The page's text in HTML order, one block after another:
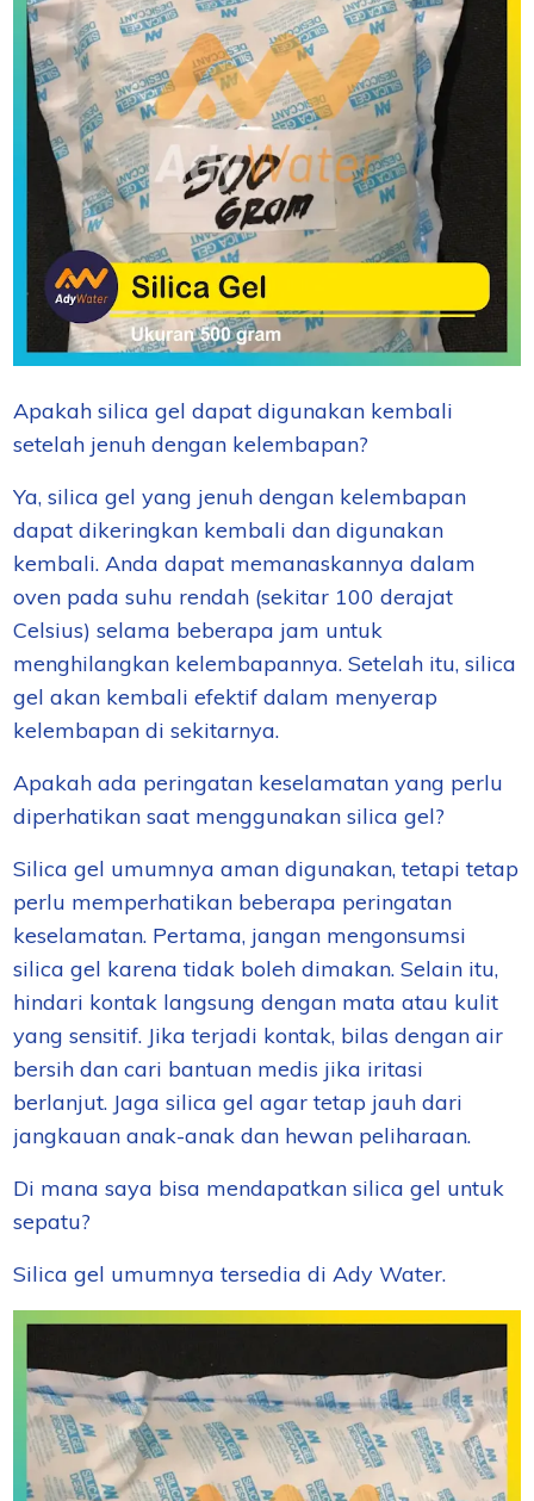
Apakah silica gel dapat digunakan kembali
setelah jenuh dengan kelembapan?
Ya, silica gel yang jenuh dengan kelembapan
dapat dikeringkan kembali dan digunakan
kembali. Anda dapat memanaskannya dalam
oven pada suhu rendah (sekitar 100 derajat
Celsius) selama beberapa jam untuk
menghilangkan kelembapannya. Setelah itu, silica
gel akan kembali efektif dalam menyerap
kelembapan di sekitarnya.
Apakah ada peringatan keselamatan yang perlu
diperhatikan saat menggunakan silica gel?
Silica gel umumnya aman digunakan, tetapi tetap
perlu memperhatikan beberapa peringatan
keselamatan. Pertama, jangan mengonsumsi
silica gel karena tidak boleh dimakan. Selain itu,
hindari kontak langsung dengan mata atau kulit
yang sensitif. Jika terjadi kontak, bilas dengan air
bersih dan cari bantuan medis jika iritasi
berlanjut. Jaga silica gel agar tetap jauh dari
jangkauan anak-anak dan hewan peliharaan.
Di mana saya bisa mendapatkan silica gel untuk
sepatu?
Silica gel umumnya tersedia di Ady Water.